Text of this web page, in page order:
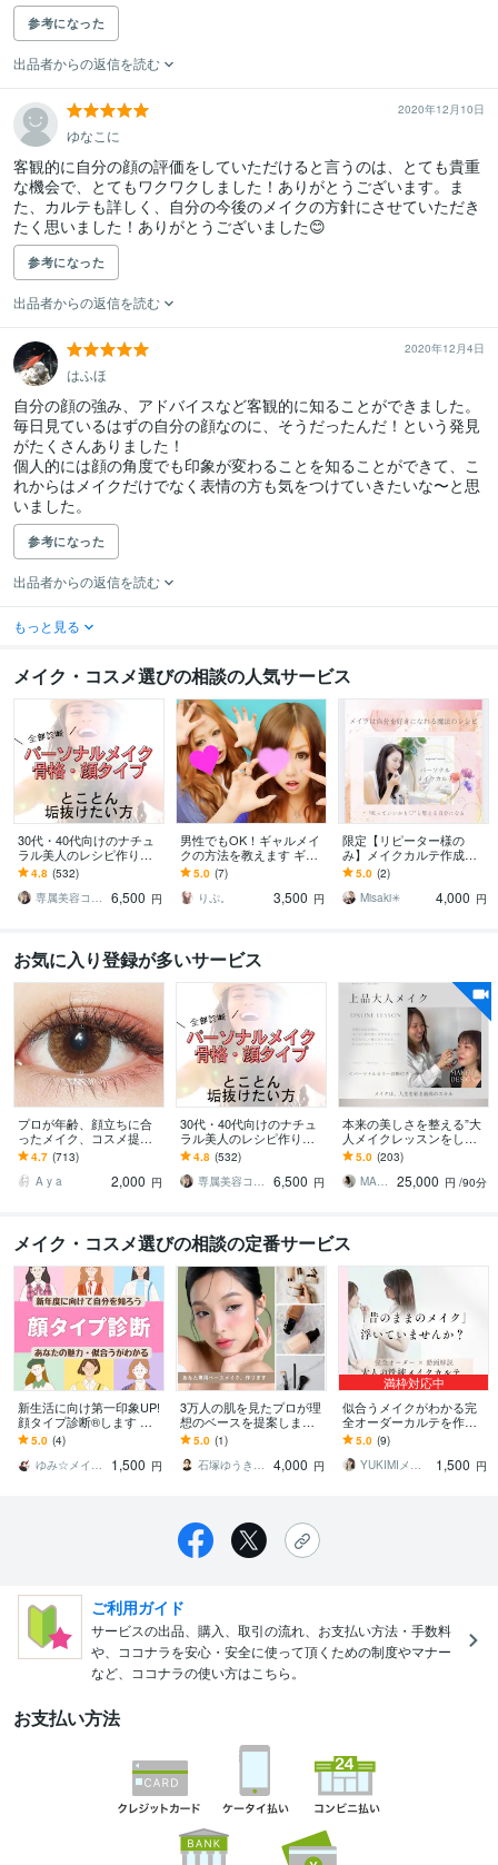
参考になった
出品者からの返信を読む
2020年12月10日
ゆなこに
客観的に自分の顔の評価をしていただけると言うのは、とても貴重
な機会で、とてもワクワクしました！ありがとうございます。ま
た、カルテも詳しく、自分の今後のメイクの方針にさせていただき
たく思いました！ありがとうございました😊
参考になった
出品者からの返信を読む
2020年12月4日
はふほ
自分の顔の強み、アドバイスなど客観的に知ることができました。
毎日見ているはずの自分の顔なのに、そうだったんだ！という発見
がたくさんありました！
個人的には顔の角度でも印象が変わることを知ることができて、こ
れからはメイクだけでなく表情の方も気をつけていきたいな〜と思
いました。
参考になった
出品者からの返信を読む
もっと見る
メイク・コスメ選びの相談の人気サービス
30代・40代向けのナチュ
ラル美人のレシピ作りま
す “整えメイク”アドバイ
ス｜大人のためのシンプ
ルメイク術
4.8 (532)
専属美容コーチ☆Moe
6,500 円
男性でもOK！ギャルメイ
クの方法を教えます ギャ
ルメイク一度はしてみた
い！ギャルに憧れがあ
る！方向け
5.0 (7)
りぷ。
3,500 円
限定【リピーター様の
み】メイクカルテ作成し
ます 診断結果に合わせて
似合わせメイクを提案し
ます
5.0 (2)
Misaki✳︎
4,000 円
お気に入り登録が多いサービス
プロが年齢、顔立ちに合
ったメイク、コスメ提案
します 【垢抜け応援】初
心者さん大歓迎！ 今の自
分に合うメイク更新♪
4.7 (713)
A y a
2,000 円
30代・40代向けのナチュ
ラル美人のレシピ作りま
す “整えメイク”アドバイ
ス｜大人のためのシンプ
ルメイク術
4.8 (532)
専属美容コーチ☆Moe
6,500 円
本来の美しさを整える”大
人メイクレッスンをしま
す メイク迷子卒業。カラ
ー診断×コスメ、スキンケ
アメイク完全提案
5.0 (203)
MAKI｜大人のメイク講師
25,000 円 /90分
メイク・コスメ選びの相談の定番サービス
新生活に向け第一印象UP!
顔タイプ診断®︎します お
顔の印象分析で似合うフ
ァッションやメイクを知
って魅力UP
5.0 (4)
ゆみ☆メイク講師
1,500 円
3万人の肌を見たプロが理
想のベースを提案します
夕方まで崩れない！肌質
に合う「運命の土台」を
オーダーメイド
5.0 (1)
石塚ゆうきの美容相談室
4,000 円
満枠対応中
似合うメイクがわかる完
全オーダーカルテを作成
します 6月25日まで！モ
ニター様価格。通常8000
円→1500円
5.0 (9)
YUKIMIメイクアップサロン
1,500 円
ご利用ガイド
サービスの出品、購入、取引の流れ、お支払い方法・手数料
や、ココナラを安心・安全に使って頂くための制度やマナー
など、ココナラの使い方はこちら。
お支払い方法